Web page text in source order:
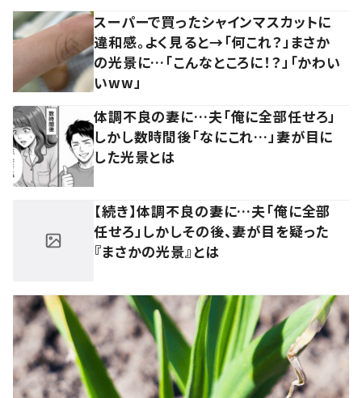
スーパーで買ったシャインマスカットに
違和感。よく見ると→「何これ？」まさか
の光景に…「こんなところに！？」「かわい
いww」
体調不良の妻に…夫「俺に全部任せろ」
しかし数時間後「なにこれ…」妻が目に
した光景とは
【続き】体調不良の妻に…夫「俺に全部
任せろ」しかしその後、妻が目を疑った
『まさかの光景』とは